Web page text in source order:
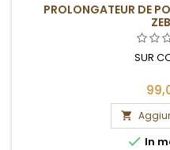
PROLONGATEUR DE
SUR

 In